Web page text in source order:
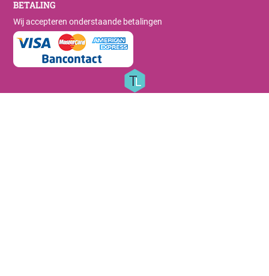
BETALING
Wij accepteren onderstaande betalingen